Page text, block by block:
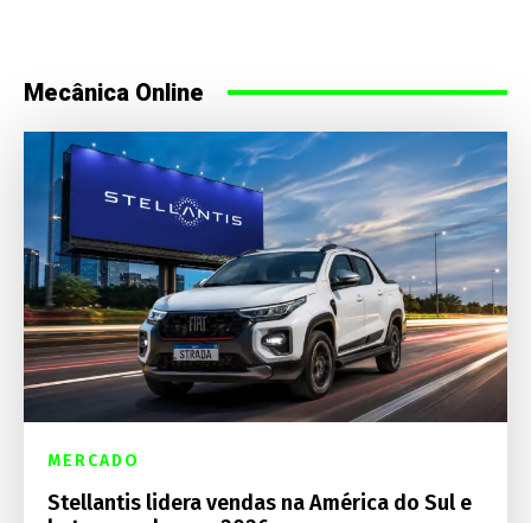
Mecânica Online
MERCADO
Stellantis lidera vendas na América do Sul e